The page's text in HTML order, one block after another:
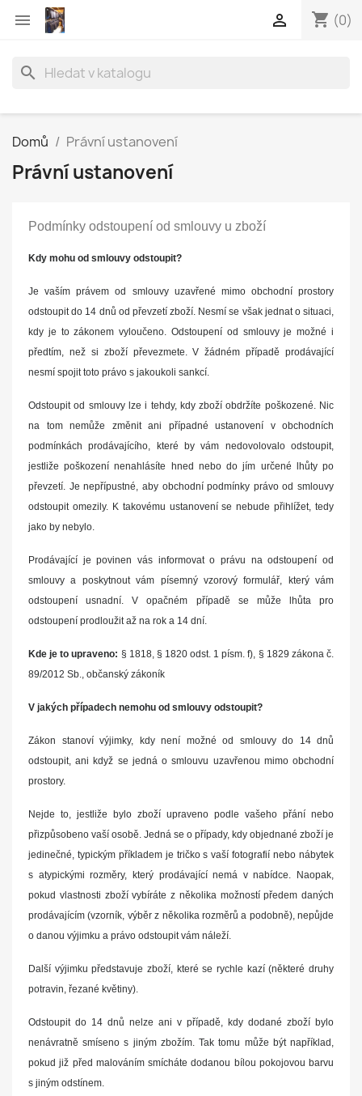
 shopping_cart (0)

search
Domů Právní ustanovení
Právní ustanovení
Podmínky odstoupení od smlouvy u zboží
Kdy mohu od smlouvy odstoupit?
Je vaším právem od smlouvy uzavřené mimo obchodní prostory
odstoupit do 14 dnů od převzetí zboží. Nesmí se však jednat o situaci,
kdy je to zákonem vyloučeno. Odstoupení od smlouvy je možné i
předtím, než si zboží převezmete. V žádném případě prodávající
nesmí spojit toto právo s jakoukoli sankcí.
Odstoupit od smlouvy lze i tehdy, kdy zboží obdržíte poškozené. Nic
na tom nemůže změnit ani případné ustanovení v obchodních
podmínkách prodávajícího, které by vám nedovolovalo odstoupit,
jestliže poškození nenahlásíte hned nebo do jím určené lhůty po
převzetí. Je nepřípustné, aby obchodní podmínky právo od smlouvy
odstoupit omezily. K takovému ustanovení se nebude přihlížet, tedy
jako by nebylo.
Prodávající je povinen vás informovat o právu na odstoupení od
smlouvy a poskytnout vám písemný vzorový formulář, který vám
odstoupení usnadní. V opačném případě se může lhůta pro
odstoupení prodloužit až na rok a 14 dní.
Kde je to upraveno: § 1818, § 1820 odst. 1 písm. f), § 1829 zákona č.
89/2012 Sb., občanský zákoník
V jakých případech nemohu od smlouvy odstoupit?
Zákon stanoví výjimky, kdy není možné od smlouvy do 14 dnů
odstoupit, ani když se jedná o smlouvu uzavřenou mimo obchodní
prostory.
Nejde to, jestliže bylo zboží upraveno podle vašeho přání nebo
přizpůsobeno vaší osobě. Jedná se o případy, kdy objednané zboží je
jedinečné, typickým příkladem je tričko s vaší fotografií nebo nábytek
s atypickými rozměry, který prodávající nemá v nabídce. Naopak,
pokud vlastnosti zboží vybíráte z několika možností předem daných
prodávajícím (vzorník, výběr z několika rozměrů a podobně), nepůjde
o danou výjimku a právo odstoupit vám náleží.
Další výjimku představuje zboží, které se rychle kazí (některé druhy
potravin, řezané květiny).
Odstoupit do 14 dnů nelze ani v případě, kdy dodané zboží bylo
nenávratně smíseno s jiným zbožím. Tak tomu může být například,
pokud již před malováním smícháte dodanou bílou pokojovou barvu
s jiným odstínem.